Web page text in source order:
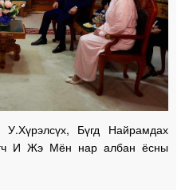
Бүгд Найрамдах
И Жэ Мён нар албан ёсны